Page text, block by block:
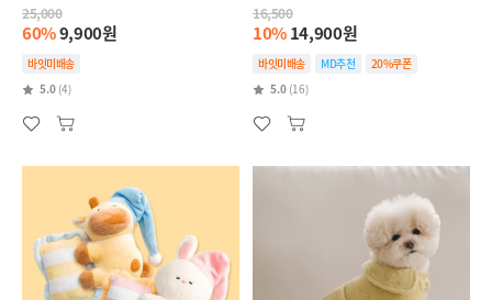
25,000
60%9,900원
바잇미배송
5.0 (4)
16,500
10%14,900원
바잇미배송 MD추천
20%쿠폰
5.0 (16)